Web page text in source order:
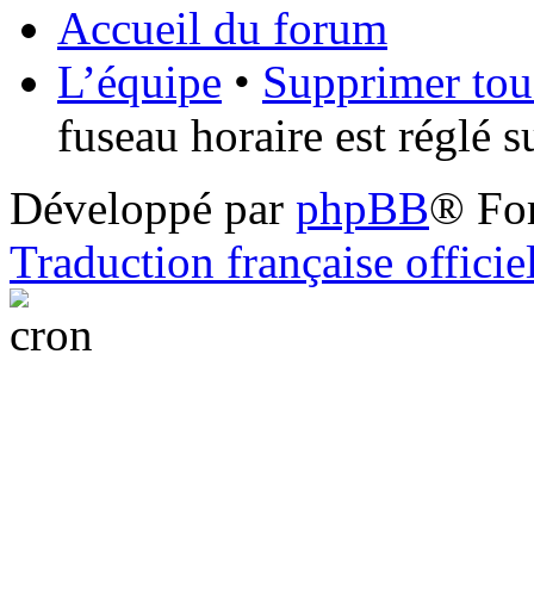
Accueil du forum
L’équipe • Supprimer
fuseau horaire est réglé
Développé par phpBB®
Traduction française